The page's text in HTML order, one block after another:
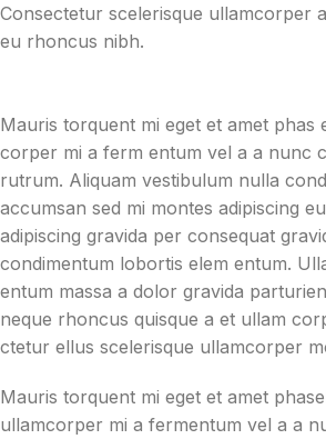
Consectetur scelerisque ullamcorper
eu rhoncus nibh.
Mauris torquent mi eget et amet phas
corper mi a ferm entum vel a a nunc
rutrum. Aliquam vestibulum nulla
accumsan sed mi montes adipiscing
adipiscing gravida per consequat
condimentum lobortis elem entum.
entum massa a dolor gravida
neque rhoncus quisque a et ullam
ctetur ellus scelerisque ullamcorper
Mauris torquent mi eget et amet
ullamcorper mi a fermentum vel a a